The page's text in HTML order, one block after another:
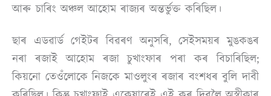
আৰু চাৰিং অঞ্চল আহোম ৰাজ্যৰ অন্তৰ্ভুক্ত কৰিছিল।
ছাৰ এডৱাৰ্ড গেইটৰ বিৱৰণ অনুসৰি, সেইসময়ৰ মুঙকঙৰ
নৰা ৰজাই আহোম ৰজা চুখাংফাৰ পৰা কৰ বিচাৰিছিল;
কিয়নো তেওঁলোকে নিজকে মাওলুংৰ ৰজাৰ বংশধৰ বুলি দাবী